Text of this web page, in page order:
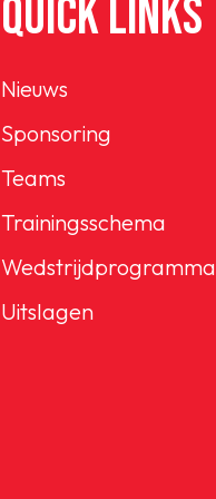
QUICK LINKS
Nieuws
Sponsoring
Teams
Trainingsschema
Wedstrijdprogramma
Uitslagen